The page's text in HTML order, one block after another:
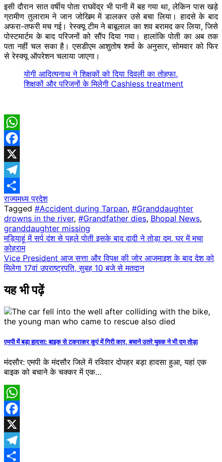
इसी दौरान सात वर्षीय पोता राघवेंद्र भी पानी में बह गया था, लेकिन पास खड़े
ग्रामीण तुलाराम ने जान जोखिम में डालकर उसे बचा लिया। हादसे के बाद
अफरा-तफरी मच गई। रेस्क्यू टीम ने बाबूलाल का शव बरामद कर लिया, जिसे
पोस्टमार्टम के बाद परिजनों को सौंप दिया गया। हालांकि पोती का अब तक
पता नहीं चल सका है। एसडीएम आशुतोष शर्मा के अनुसार, सोमवार को फिर
से रेस्क्यू ऑपरेशन चलाया जाएगा।
योगी आदित्यनाथ ने शिक्षकों को दिया दिवली का तोहफा,
शिक्षकों और परिजनों के मिलेगी Cashless treatment
WhatsApp
Facebook
X
Telegram
Share
राज्यमध्य प्रदेश
Tagged #Accident during Tarpan, #Granddaughter
drowns in the river, #Grandfather dies, Bhopal News,
granddaughter missing
Post
navigation
मड़ियाहूं में सर्प दंश से पहले पोती इसके बाद दादी ने तोड़ा दम, घर में मचा
कोहराम
Vice President आज सत्ता और विपक्ष की जोर आजमाइश के बाद देश को
मिलेगा 17वां उपराष्ट्रपति, सुबह 10 बजे से मतदान
यह भी पढ़ें
एमपी में बड़ा हादसा: बाइक से टकराकर कुएं में गिरी कार, बचाने उतरे युवक ने भी दम तोड़ा
मंदसौर: एमपी के मंदसौर जिले में रविवार दोपहर बड़ा हादसा हुआ, यहां एक
बाइक को बचाने के चक्कर में एक…
WhatsApp
Facebook
X
Telegram